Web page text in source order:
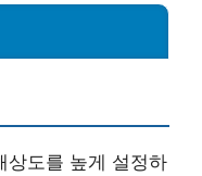
상도를 높게 설정하